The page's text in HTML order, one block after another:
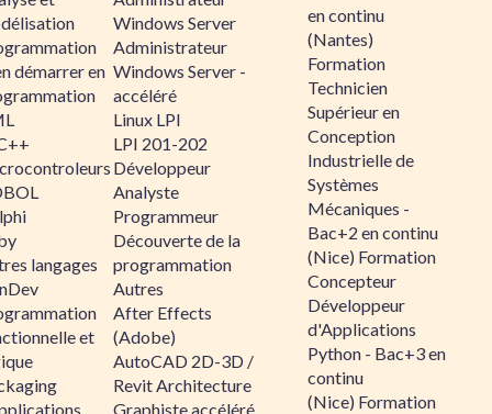
démarrer en
langages
et
Windows Server
Administrateur
Windows Server -
accéléré
Linux LPI
LPI 201-202
Développeur
Analyste
Programmeur
Découverte de la
programmation
Autres
After Effects
(Adobe)
AutoCAD 2D-3D /
Revit Architecture
Graphiste accéléré
en continu
(Nantes)
Formation
Technicien
Supérieur en
Conception
Industrielle de
Systèmes
Mécaniques -
Bac+2 en continu
(Nice) Formation
Concepteur
Développeur
d'Applications
Python - Bac+3 en
continu
(Nice) Formation